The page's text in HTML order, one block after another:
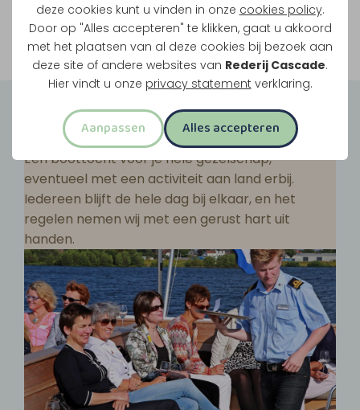
deze cookies kunt u vinden in onze cookies policy.
Door op "Alles accepteren" te klikken, gaat u akkoord
met het plaatsen van al deze cookies bij bezoek aan
deze site of andere websites van Rederij Cascade.
Hier vindt u onze privacy statement verklaring.
Aanpassen Alles accepteren
Bekijk onze rondvaarten
Groepsuitjes
Een boottocht voor je hele gezelschap,
eventueel met een activiteit aan land erbij.
Iedereen blijft de hele dag bij elkaar, en het
regelen nemen wij met een gerust hart uit
handen.